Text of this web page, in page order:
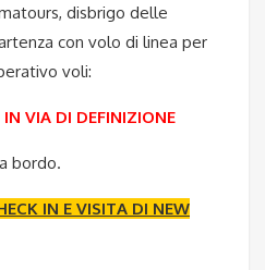
disbrigo delle
con volo di linea per
voli:
VIA DI DEFINIZIONE
bordo.
IN E VISITA DI NEW